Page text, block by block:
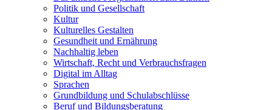
Politik und Gesellschaft
Kultur
Kulturelles Gestalten
Gesundheit und Ernährung
Nachhaltig leben
Wirtschaft, Recht und Verbrauchsfragen
Digital im Alltag
Sprachen
Grundbildung und Schulabschlüsse
Beruf und Bildungsberatung